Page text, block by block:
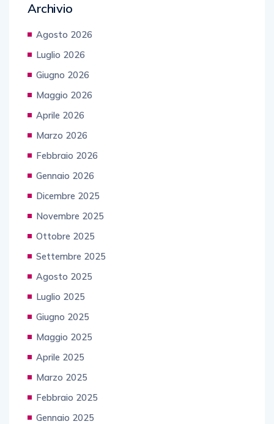
Archivio
Agosto 2026
Luglio 2026
Giugno 2026
Maggio 2026
Aprile 2026
Marzo 2026
Febbraio 2026
Gennaio 2026
Dicembre 2025
Novembre 2025
Ottobre 2025
Settembre 2025
Agosto 2025
Luglio 2025
Giugno 2025
Maggio 2025
Aprile 2025
Marzo 2025
Febbraio 2025
Gennaio 2025